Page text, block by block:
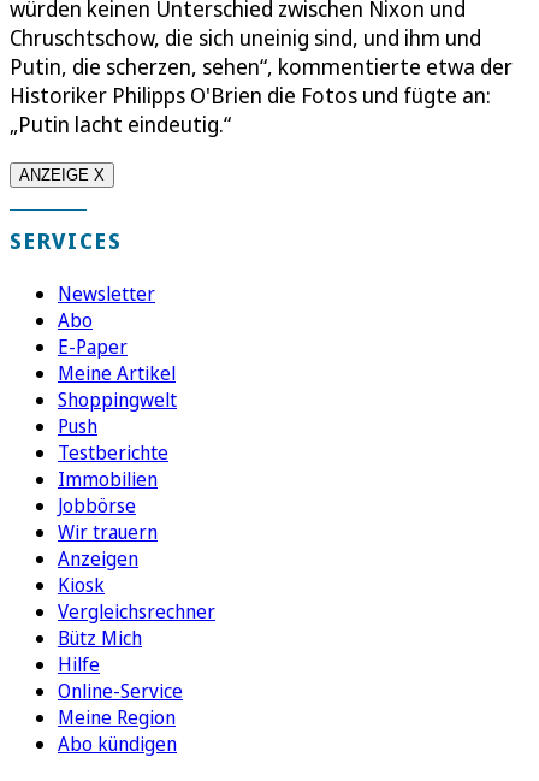
würden keinen Unterschied zwischen Nixon und
Chruschtschow, die sich uneinig sind, und ihm und
Putin, die scherzen, sehen“, kommentierte etwa der
Historiker Philipps O'Brien die Fotos und fügte an:
„Putin lacht eindeutig.“
ANZEIGE X
SERVICES
Newsletter
Abo
E-Paper
Meine Artikel
Shoppingwelt
Push
Testberichte
Immobilien
Jobbörse
Wir trauern
Anzeigen
Kiosk
Vergleichsrechner
Bütz Mich
Hilfe
Online-Service
Meine Region
Abo kündigen